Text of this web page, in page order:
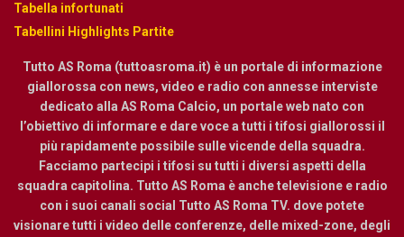
Tabella infortunati
Tabellini Highlights Partite
Tutto AS Roma (tuttoasroma.it) è un portale di informazione
giallorossa con news, video e radio con annesse interviste
dedicato alla AS Roma Calcio, un portale web nato con
l’obiettivo di informare e dare voce a tutti i tifosi giallorossi il
più rapidamente possibile sulle vicende della squadra.
Facciamo partecipi i tifosi su tutti i diversi aspetti della
squadra capitolina. Tutto AS Roma è anche televisione e radio
con i suoi canali social Tutto AS Roma TV. dove potete
visionare tutti i video delle conferenze, delle mixed-zone, degli